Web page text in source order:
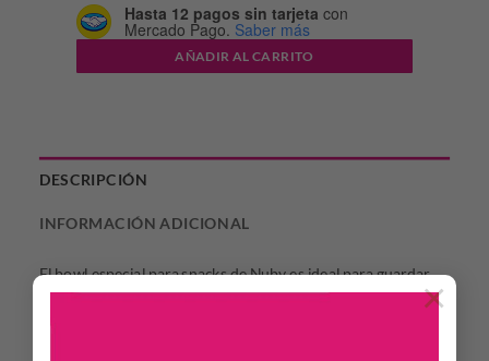
×
Hasta 12 pagos sin tarjeta con
Mercado Pago. Saber más
AÑADIR AL CARRITO
DESCRIPCIÓN
INFORMACIÓN ADICIONAL
El bowl especial para snacks de Nuby es ideal para guardar
las meriendas de los niños evitando que se caigan en el suelo
o el asiento del coche. Las solapas de silicona hacen más